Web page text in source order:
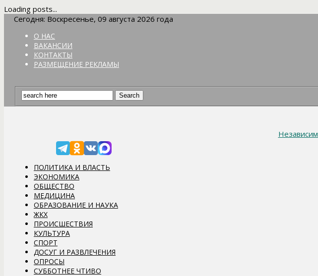
Loading posts...
Сегодня: Воскресенье, 09 августа 2026 года
О НАС
ВАКАНСИИ
КОНТАКТЫ
РАЗМЕЩЕНИЕ РЕКЛАМЫ
ПОЛИТИКА И ВЛАСТЬ
ЭКОНОМИКА
ОБЩЕСТВО
МЕДИЦИНА
ОБРАЗОВАНИЕ И НАУКА
ЖКХ
ПРОИСШЕСТВИЯ
КУЛЬТУРА
СПОРТ
ДОСУГ И РАЗВЛЕЧЕНИЯ
ОПРОСЫ
СУББОТНЕЕ ЧТИВО